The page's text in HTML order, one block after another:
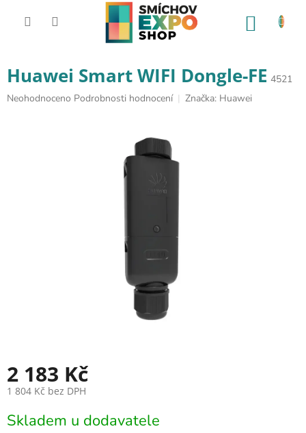
Huawei Smart WIFI Dongle-FE 4521
Průměrné hodnocení produktu je 0,0 z 5 hvězdiček.
Neohodnoceno Podrobnosti hodnocení Značka: Huawei
2 183 Kč
1 804 Kč bez DPH
Skladem u dodavatele